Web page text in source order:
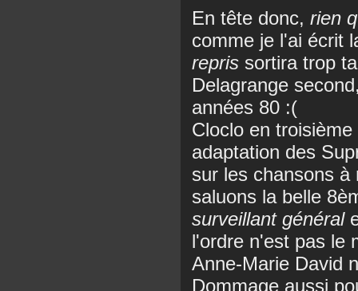
En tête donc, rien
comme je l'ai écrit
repris sortira trop
Delagrange
années 80 :(
Cloclo en
adaptation des
sur les chansons
saluons la belle
surveillant général
l'ordre n'est pas le
Anne-Marie David
Dommage aussi